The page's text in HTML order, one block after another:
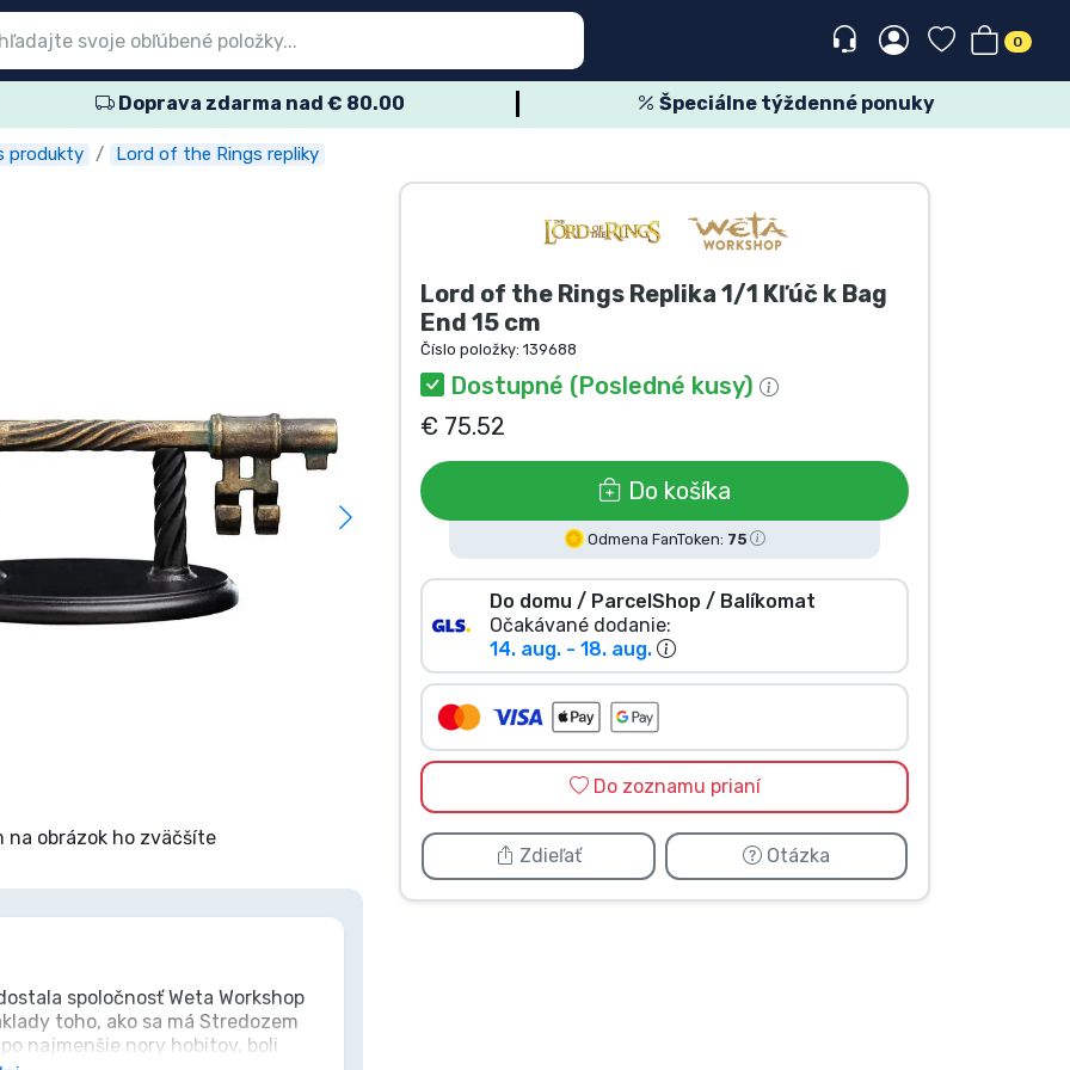
0
Doprava zdarma nad € 80.00 Špeciálne týždenné ponuky
produkty Lord of the Rings repliky
na obrázok ho zväčšíte
Lord of the Rings Replika 1/1 Kľúč k Bag
End 15 cm
Číslo položky: 139688
Dostupné (Posledné kusy)
€ 75.52
Do košíka
Odmena FanToken: 75
Do domu / ParcelShop / Balíkomat
Očakávané dodanie:
14. aug. - 18. aug.
Do zoznamu prianí
Zdieľať Otázka
spoločnosť Weta Workshop
toho, ako sa má Stredozem
najmenšie nory hobitov, boli
produkty
produkty
výrobky
anime
pre hráčov
produkty
produkty